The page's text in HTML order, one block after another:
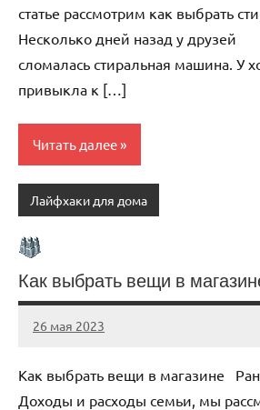
статье рассмотрим как выбрать
Несколько дней назад у друзей
сломалась стиральная машина. У
привыкла к […]
Читать далее
Лайфхаки для дома
Как выбрать вещи в
26 мая 2023
organic63_ru
Нет
Как выбрать вещи в магазине
Доходы и расходы семьи, мы